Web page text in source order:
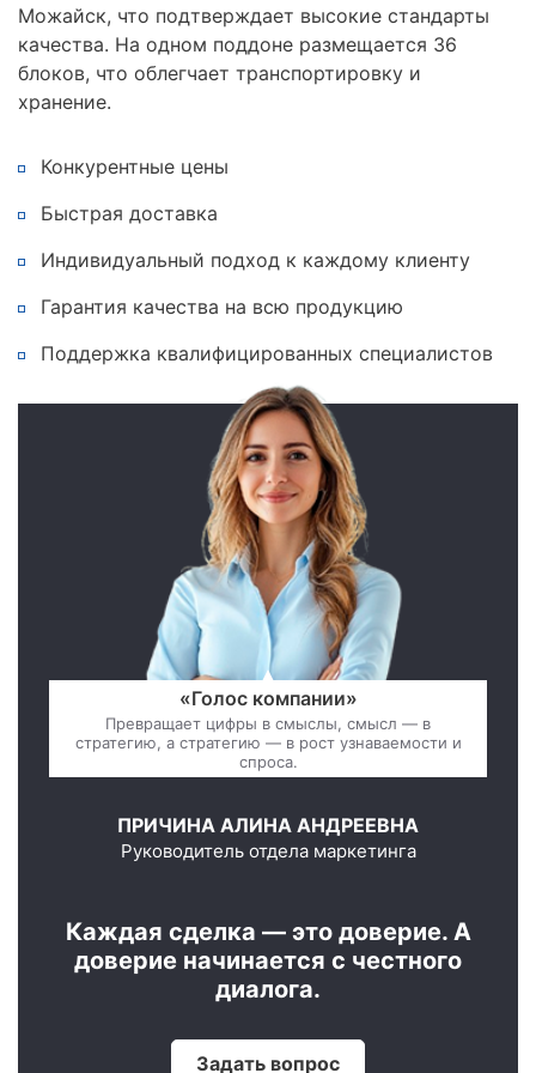
Можайск, что подтверждает высокие стандарты
качества. На одном поддоне размещается 36
блоков, что облегчает транспортировку и
хранение.
Конкурентные цены
Быстрая доставка
Индивидуальный подход к каждому клиенту
Гарантия качества на всю продукцию
Поддержка квалифицированных специалистов
«Голос компании»
Превращает цифры в смыслы, смысл — в
стратегию, а стратегию — в рост узнаваемости и
спроса.
ПРИЧИНА АЛИНА АНДРЕЕВНА
Руководитель отдела маркетинга
Каждая сделка — это доверие. А
доверие начинается с честного
диалога.
Задать вопрос